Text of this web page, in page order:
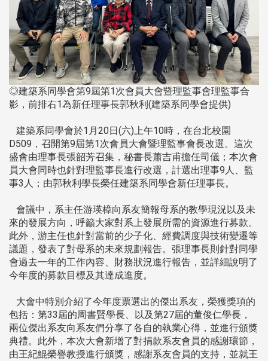
◎建築系同學會第9屆第1次會員大會暨理監事會理監事合
影，前排右1為新任理事長郭秋利(建築系同學會提供)
建築系同學會於1月20日(六)上午10時，在台北校園
D509，召開第9屆第1次會員大會暨理監事會長改選。這次
盛會由理事長張韶芳召集，秘書長蕭吉甫擔任司儀；本次會
員大會同時也針對理監事長進行改選，計選出理事9人、監
事3人；由郭秋利學長榮任建築系同學會新任理事長。
會議中，系主任游瑛樟向系友簡報母系的教學現況以及未
來的發展方向，呼籲大家對系上發展所需的資源進行募款。
此外，游主任也針對當前的少子化、經費調度與技術變遷等
議題，發表了對母系的未來規劃報告。張理事長則針對同學
會過去一年的工作內容、財務狀況進行報告，並詳細說明了
今年度的募款目標及其達成進度。
大會中特別介紹了今年度票選出的傑出系友，榮獲獎項的
包括：第33屆的周書賢學長、以及第27屆的董俊仁學長，
兩位傑出系友向系友們分享了各自的執業心得，並進行頒獎
典禮。此外，本次大會新增了對捐款系友會員的感謝環節，
由王紀鯤榮譽教授進行頒獎，感謝系友會員的支持，並就王